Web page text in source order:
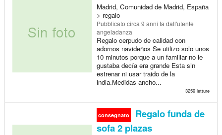
Madrid, Comunidad de Madrid, España
> regalo
Pubblicato circa 9 anni fa dall'utente
angeladanza
Regalo cerpudo de calidad con
adornos navideños Se utilizo solo unos
10 minutos porque a un familiar no le
gustaba decía era grande Esta sin
estrenar ni usar traido de la
india.Medidas ancho...
3259 letture
consegnato
Regalo funda de
sofa 2 plazas